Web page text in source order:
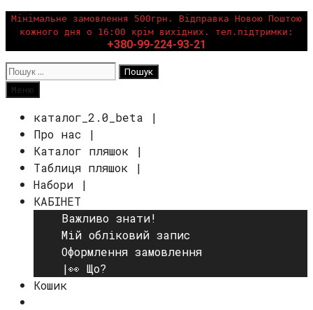
Перейти
вмісту
Мінімальне замовлення 500грн. Відправка Новою Поштою
кожного дня о 16:00 крім вихідних. тел.підтримки:
+380-99-224-93-21
Пошук:
Пошук
Меню
каталог_2.0_beta |
Про нас |
Каталог пляшок |
Таблиця пляшок |
Набори |
КАБІНЕТ
Важливо знати!
Мій обліковий запис
Оформлення замовлення
|👀 Що?
Кошик